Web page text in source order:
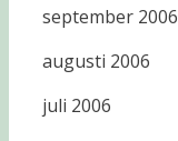
september 2006
augusti 2006
juli 2006